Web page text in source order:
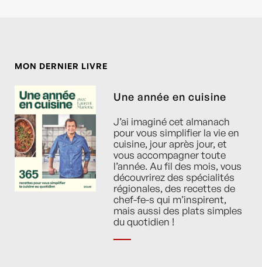
MON DERNIER LIVRE
Une année en cuisine
J’ai imaginé cet almanach
pour vous simplifier la vie en
cuisine, jour après jour, et
vous accompagner toute
l’année. Au fil des mois, vous
découvrirez des spécialités
régionales, des recettes de
chef-fe-s qui m’inspirent,
mais aussi des plats simples
du quotidien !